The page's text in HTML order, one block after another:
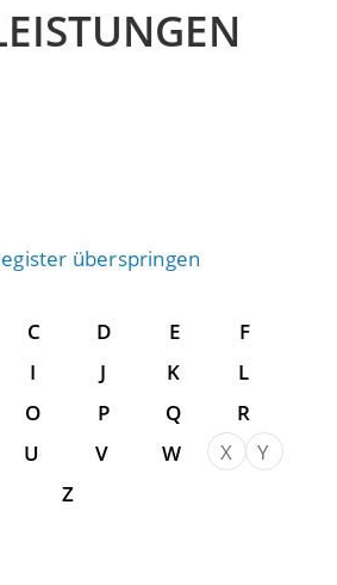
überspringen
C D E
F
I J K
L
O P Q
R
U V W X
Y
Z